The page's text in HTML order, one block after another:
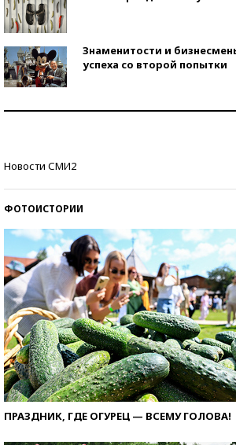
Знаменитости и
успеха со второй попытки
Новости СМИ2
ФОТОИСТОРИИ
ПРАЗДНИК, ГДЕ ОГУРЕЦ — ВСЕМУ ГОЛОВА!